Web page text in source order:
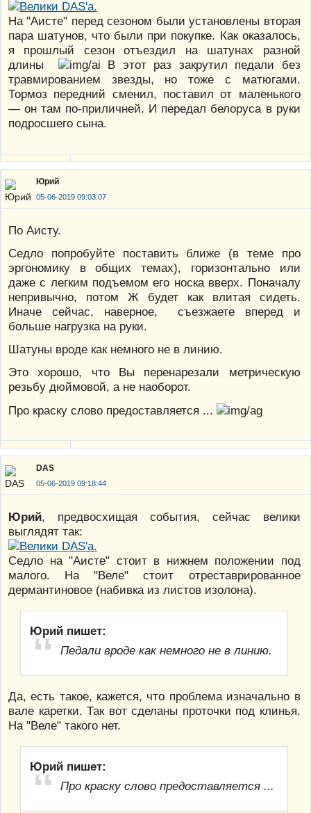
На "Аисте" перед сезоном были установлены вторая
пара шатунов, что были при покупке. Как оказалось,
я прошлый сезон отъездил на шатунах разной
длины
В этот раз закрутил педали без
травмированием звезды, но тоже с матюгами.
Тормоз передний сменил, поставил от маленького
— он там по-приличней. И передал белоруса в руки
подросшего сына.
Юрий
05-06-2019 09:03:07
По Аисту.
Седло попробуйте поставить ближе (в теме про
эргономику в общих темах), горизонтально или
даже с легким подъемом его носка вверх. Поначалу
непривычно, потом Ж будет как влитая сидеть.
Иначе сейчас, наверное, съезжаете вперед и
больше нагрузка на руки.
Шатуны вроде как немного не в линию.
Это хорошо, что Вы перенарезали метрическую
резьбу дюймовой, а не наоборот.
Про краску слово предоставляется ...
DAS
05-06-2019 09:18:44
Юрий, предвосхищая события, сейчас велики
выглядят так:
Седло на "Аисте" стоит в нижнем положении под
малого. На "Веле" стоит отреставрированное
дермантиновое (набивка из листов изолона).
Юрий пишет:
Педали вроде как немного не в линию.
Да, есть такое, кажется, что проблема изначально в
вале каретки. Так вот сделаны проточки под клинья.
На "Веле" такого нет.
Юрий пишет:
Про краску слово предоставляется ...